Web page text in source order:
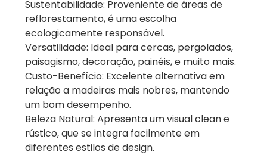
Sustentabilidade: Proveniente de áreas de
reflorestamento, é uma escolha
ecologicamente responsável.
Versatilidade: Ideal para cercas, pergolados,
paisagismo, decoração, painéis, e muito mais.
Custo-Benefício: Excelente alternativa em
relação a madeiras mais nobres, mantendo
um bom desempenho.
Beleza Natural: Apresenta um visual clean e
rústico, que se integra facilmente em
diferentes estilos de design.